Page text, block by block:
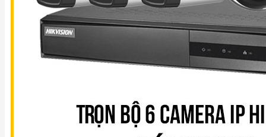
LIÊN
HỆ
0911 336 111
0982 402 496